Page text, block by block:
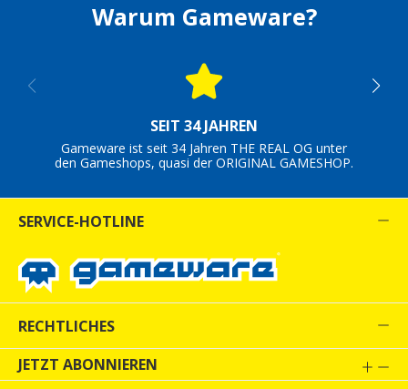
Warum Gameware?
SEIT 34 JAHREN
Gameware ist seit 34 Jahren THE REAL OG unter
den Gameshops, quasi der ORIGINAL GAMESHOP.
SERVICE-HOTLINE
RECHTLICHES
JETZT ABONNIEREN